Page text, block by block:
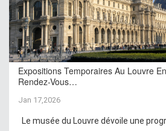
Expositions Temporaires Au Louvre
Rendez-Vous…
Jan 17,2026
Le musée du Louvre dévoile une